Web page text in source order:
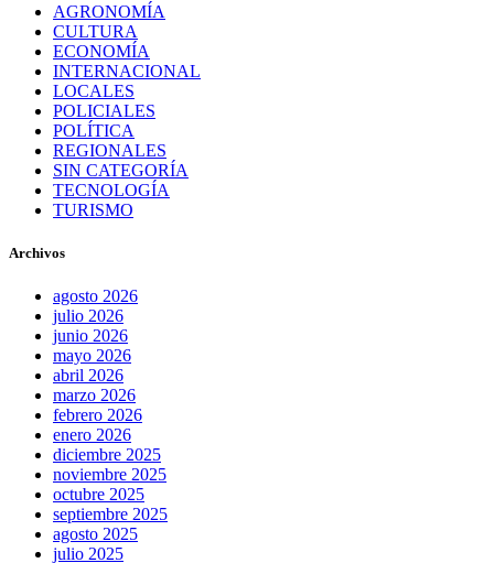
AGRONOMÍA
CULTURA
ECONOMÍA
INTERNACIONAL
LOCALES
POLICIALES
POLÍTICA
REGIONALES
SIN CATEGORÍA
TECNOLOGÍA
TURISMO
Archivos
agosto 2026
julio 2026
junio 2026
mayo 2026
abril 2026
marzo 2026
febrero 2026
enero 2026
diciembre 2025
noviembre 2025
octubre 2025
septiembre 2025
agosto 2025
julio 2025